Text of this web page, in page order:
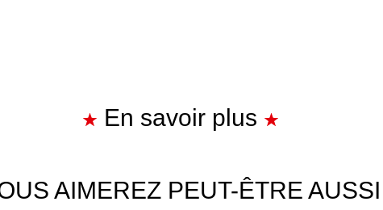
En savoir plus
AIMEREZ PEUT-ÊTRE AUSSI